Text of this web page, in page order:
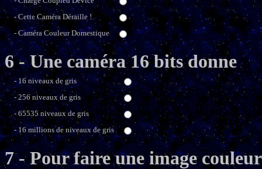
- Cette Caméra Déraille !
- Caméra Couleur Domestique
6 - Une caméra 16 bits donne
- 16 niveaux de gris
- 256 niveaux de gris
- 65535 niveaux de gris
- 16 millions de niveaux de gris
7 - Pour faire une image